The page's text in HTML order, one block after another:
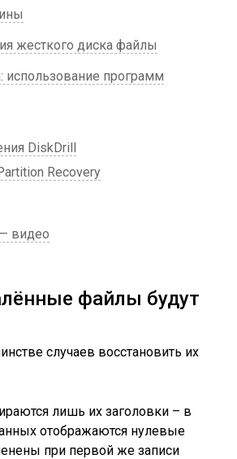
жесткого диска файлы
программ
DiskDrill
Recovery
видео
файлы будут
случаев восстановить их
лишь их заголовки – в
отображаются нулевые
при первой же записи